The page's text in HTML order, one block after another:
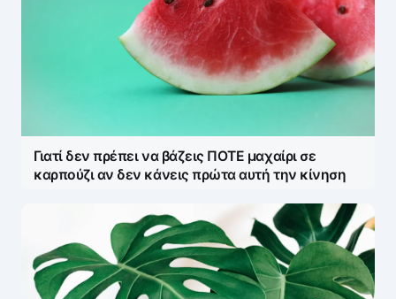
Γιατί δεν πρέπει να βάζεις ΠΟΤΕ μαχαίρι σε
καρπούζι αν δεν κάνεις πρώτα αυτή την κίνηση